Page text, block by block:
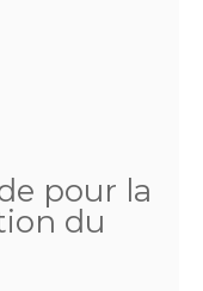
pour la
du